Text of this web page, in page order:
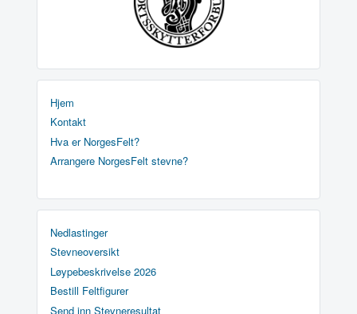
Hjem
Kontakt
Hva er NorgesFelt?
Arrangere NorgesFelt stevne?
Nedlastinger
Stevneoversikt
Løypebeskrivelse 2026
Bestill Feltfigurer
Send inn Stevneresultat